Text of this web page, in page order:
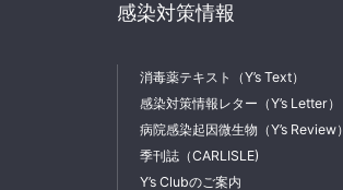
感染対策情報
消毒薬テキスト（Y’s Text）
感染対策情報レター（Y’s Letter）
病院感染起因微生物（Y’s Review）
季刊誌（CARLISLE)
Y’s Clubのご案内